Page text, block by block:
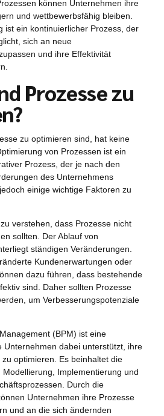
können Unternehmen ihre
und wettbewerbsfähig bleiben.
ist ein kontinuierlicher Prozess, der
sich an neue
und ihre Effektivität
Prozesse zu
zu optimieren sind, hat keine
von Prozessen ist ein
Prozess, der je nach den
des Unternehmens
einige wichtige Faktoren zu
verstehen, dass Prozesse nicht
sollten. Der Ablauf von
ständigen Veränderungen.
Kundenerwartungen oder
dazu führen, dass bestehende
sind. Daher sollten Prozesse
um Verbesserungspotenziale
(BPM) ist eine
Unternehmen dabei unterstützt, ihre
optimieren. Es beinhaltet die
Modellierung, Implementierung und
Durch die
Unternehmen ihre Prozesse
und an die sich ändernden